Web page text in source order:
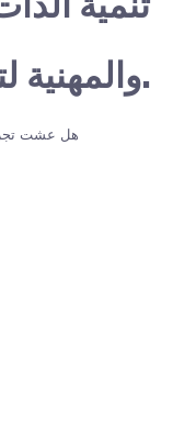
والمهنية لتحقيق النجاح المنشود.
هل عشت